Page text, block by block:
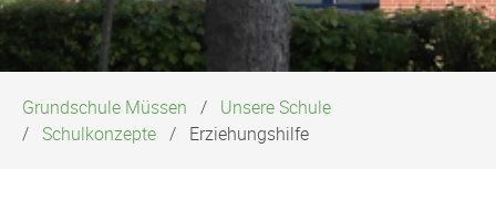
Grundschule Müssen
Unsere Schule
Schulkonzepte
Erziehungshilfe